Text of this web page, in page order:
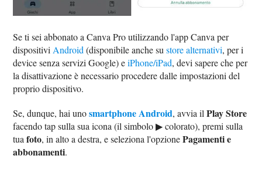
Se ti sei abbonato a Canva Pro utilizzando l'app Canva per
dispositiviAndroid(disponibile anche sustore alternativi, per i
device senza servizi Google) eiPhone/iPad, devi sapere che per
la disattivazione è necessario procedere dalle impostazioni del
proprio dispositivo.
Se, dunque, hai unosmartphone Android, avvia ilPlay Store
facendo tap sulla sua icona (il simbolo ▶︎ colorato), premi sulla
tuafoto, in alto a destra, e seleziona l'opzionePagamenti e
abbonamenti.